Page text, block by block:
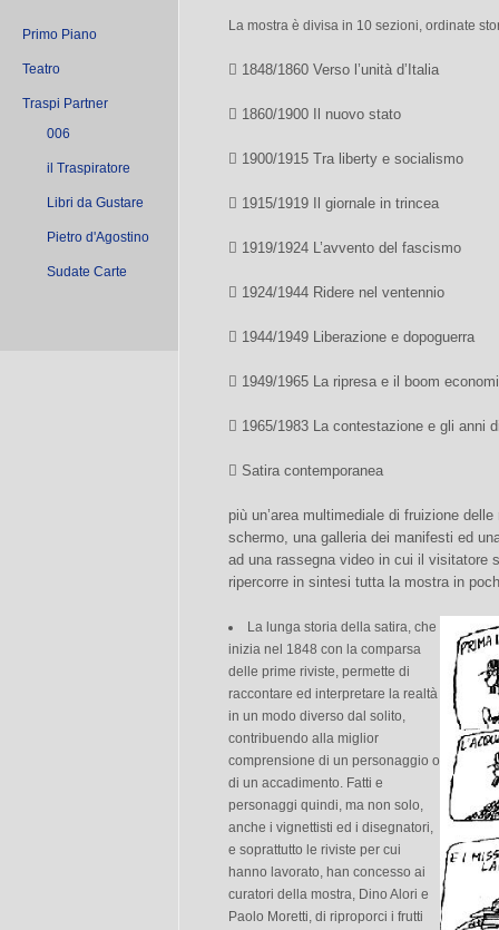
Primo Piano
Teatro
Traspi Partner
006
il Traspiratore
Libri da Gustare
Pietro d'Agostino
Sudate Carte
La mostra è divisa in 10 sezioni, ordinate
 1848/1860 Verso l’unità d’Italia
 1860/1900 Il nuovo stato
 1900/1915 Tra liberty e socialismo
 1915/1919 Il giornale in trincea
 1919/1924 L’avvento del fascismo
 1924/1944 Ridere nel ventennio
 1944/1949 Liberazione e dopoguerra
 1949/1965 La ripresa e il boom
 1965/1983 La contestazione e gli anni
 Satira contemporanea
più un’area multimediale di fruizione
schermo, una galleria dei manifesti ed
ad una rassegna video in cui il visitatore
ripercorre in sintesi tutta la mostra in
La lunga storia della satira, che
inizia nel 1848 con la comparsa
delle prime riviste, permette di
raccontare ed interpretare la realtà
in un modo diverso dal solito,
contribuendo alla miglior
comprensione di un personaggio o
di un accadimento. Fatti e
personaggi quindi, ma non solo,
anche i vignettisti ed i disegnatori,
e soprattutto le riviste per cui
hanno lavorato, han concesso ai
curatori della mostra, Dino Alori e
Paolo Moretti, di riproporci i frutti